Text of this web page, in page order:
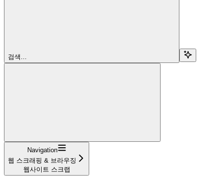
검색...
Navigation
웹 스크래핑 & 브라우징
웹사이트 스크랩